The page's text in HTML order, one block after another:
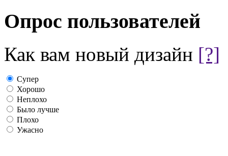
Опрос пользователей
Как вам новый дизайн [?]
Супер
Хорошо
Неплохо
Было лучше
Плохо
Ужасно